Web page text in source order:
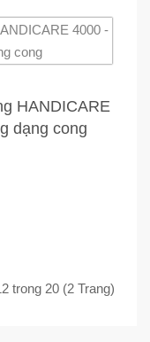
HANDICARE
dạng cong
trong 20 (2 Trang)